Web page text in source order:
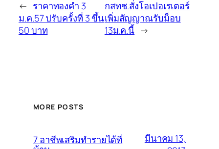
← ราคาทองคำ 3
ม.ค.57 ปรับครั้งที่ 3 ขึ้น
50 บาท
กสทช.สั่งโอเปอเรเตอร์
เพิ่มสัญญาณรับม็อบ
13ม.ค.นี้ →
MORE POSTS
7 อาชีพเสริมทำรายได้ที่
มีนาคม 13,